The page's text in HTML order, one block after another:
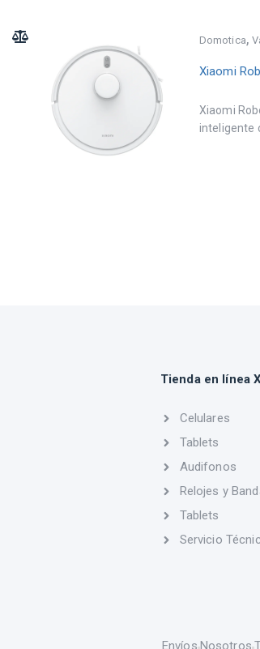
Domotica,
Xiaomi
Xiaomi
inteligente
Tienda en línea
Celulares
Tablets
Audifonos
Relojes y
Tablets
Servicio
Envíos Nosotros